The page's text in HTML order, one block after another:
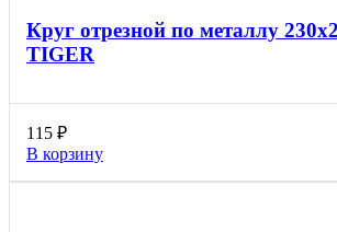
Круг отрезной по металлу
TIGER
115 ₽
В корзину